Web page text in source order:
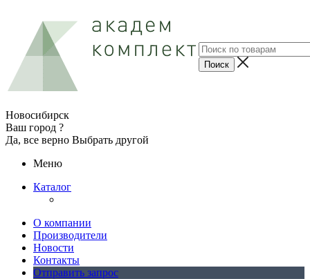
Новосибирск
Ваш город ?
Да, все верно Выбрать другой
Меню
Каталог
О компании
Производители
Новости
Контакты
Отправить запрос